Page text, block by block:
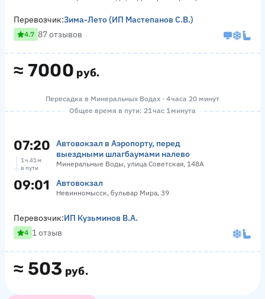
≈ 7000 руб.
Перевозчик:Зима-Лето (ИП Мастепанов С.В.)
4.7 87 отзывов
Пересадка в Минеральных Водах · 4 часа 20 минут
Общее время в пути: 21 час 1 минута
07:20
Автовокзал в Аэропорту, перед
выездными шлагбаумами налево
Минеральные Воды, улица Советская, 148А
1 ч 41 м
в пути
09:01 Автовокзал
Невинномысск, бульвар Мира, 39
≈ 503 руб.
Перевозчик:ИП Кузьминов В.А.
4 1 отзыв